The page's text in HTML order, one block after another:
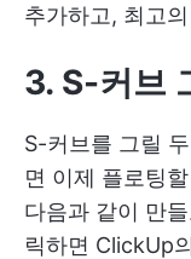
추가하고, 최고
3. S-커브
S-커브를 그릴
면 이제 플로팅
다음과 같이 만
릭하면 ClickUp